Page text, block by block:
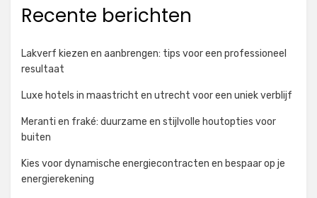
Recente berichten
Lakverf kiezen en aanbrengen: tips voor een professioneel
resultaat
Luxe hotels in maastricht en utrecht voor een uniek verblijf
Meranti en fraké: duurzame en stijlvolle houtopties voor
buiten
Kies voor dynamische energiecontracten en bespaar op je
energierekening